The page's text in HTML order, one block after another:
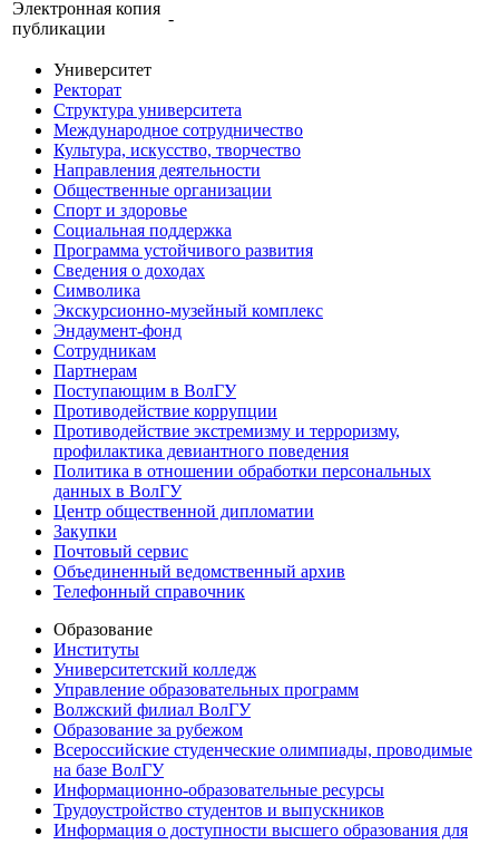
Электронная копия
публикации
-
Университет
Ректорат
Структура университета
Международное сотрудничество
Культура, искусство, творчество
Направления деятельности
Общественные организации
Спорт и здоровье
Социальная поддержка
Программа устойчивого развития
Сведения о доходах
Символика
Экскурсионно-музейный комплекс
Эндаумент-фонд
Сотрудникам
Партнерам
Поступающим в ВолГУ
Противодействие коррупции
Противодействие экстремизму и терроризму,
профилактика девиантного поведения
Политика в отношении обработки персональных
данных в ВолГУ
Центр общественной дипломатии
Закупки
Почтовый сервис
Объединенный ведомственный архив
Телефонный справочник
Образование
Институты
Университетский колледж
Управление образовательных программ
Волжский филиал ВолГУ
Образование за рубежом
Всероссийские студенческие олимпиады, проводимые
на базе ВолГУ
Информационно-образовательные ресурсы
Трудоустройство студентов и выпускников
Информация о доступности высшего образования для